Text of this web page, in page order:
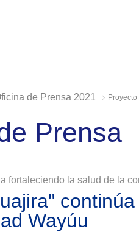
de Prensa 2021
Prensa
fortaleciendo la salud de la
Wayúu